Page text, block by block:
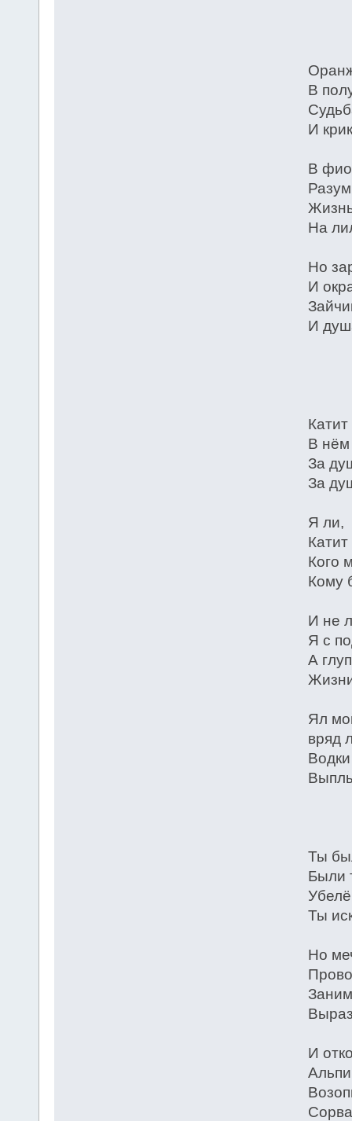
В
И
В
На
Но
И
И
В
За
За
Я ли,
Кого
Кому
И не
Я с
А
Ял
вряд
Ты
Были
Ты
Но
И